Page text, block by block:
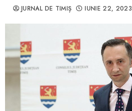
JURNAL DE TIMIȘ IUNIE 22, 2023